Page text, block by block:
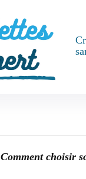
Comment choisir